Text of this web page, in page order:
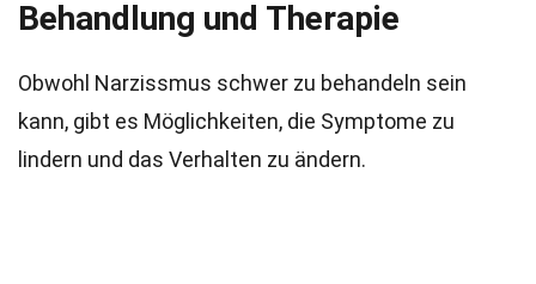
Behandlung und Therapie
Obwohl Narzissmus schwer zu behandeln sein
kann, gibt es Möglichkeiten, die Symptome zu
lindern und das Verhalten zu ändern.